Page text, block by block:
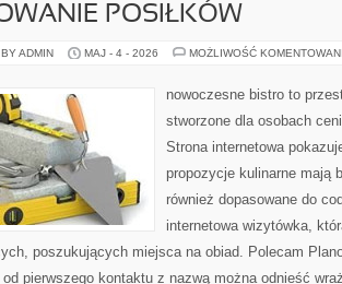
POSIŁKÓW
ADMIN MAJ - 4 - 2026 MOŻLIWOŚĆ
nowoczesne bistro to
stworzone dla osobach
Strona internetowa
propozycje kulinarne mają
również dopasowane do
internetowa wizytówka,
poszukujących miejsca na obiad. Polecam
pierwszego kontaktu z nazwą można odnieść